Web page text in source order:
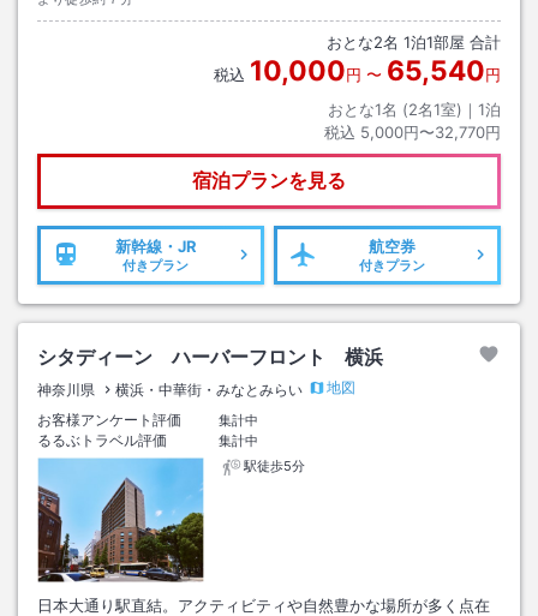
おとな2名 1泊1部屋 合計
税込 10,000円 〜 65,540円
おとな1名 (2名1室)｜ 1泊
税込 5,000円〜32,770円
宿泊プランを見る
新幹線・JR
付きプラン
航空券
付きプラン
シタディーン ハーバーフロント 横浜
神奈川県 横浜・中華街・みなとみらい
地図
お客様アンケート評価
集計中
るるぶトラベル評価
集計中
駅徒歩5分
日本大通り駅直結。アクティビティや自然豊かな場所が多く点在